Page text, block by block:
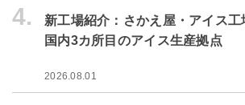
4.
新工場紹介：さかえ屋・アイス
国内3カ所目のアイス生産拠点
2026.08.01